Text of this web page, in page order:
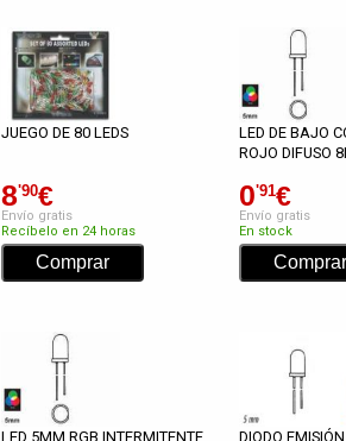
JUEGO DE 80 LEDS
8'90€
Envío gratis
Recíbelo en 24 horas
LED DE BAJO
ROJO DIFUSO
0'91€
Envío gratis
En stock
LED 5MM RGB INTERMITENTE DIODO